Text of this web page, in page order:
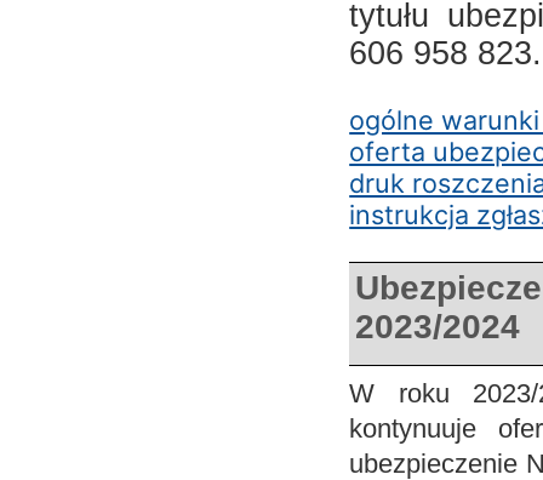
tytułu
606 958 823.
ogólne
oferta
druk
instrukcja
2023/2024
W roku 2023/
kontynuuje
ubezpieczenie